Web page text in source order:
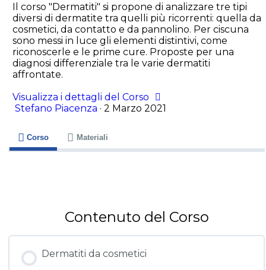
Il corso "Dermatiti" si propone di analizzare tre tipi
diversi di dermatite tra quelli più ricorrenti: quella da
cosmetici, da contatto e da pannolino. Per ciscuna
sono messi in luce gli elementi distintivi, come
riconoscerle e le prime cure. Proposte per una
diagnosi differenziale tra le varie dermatiti
affrontate.
Visualizza i dettagli del Corso
Stefano Piacenza · 2 Marzo 2021
Corso Materiali
Contenuto del Corso
Dermatiti da cosmetici